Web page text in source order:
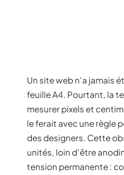
Un site web n’a jamais
feuille A4. Pourtant, la
mesurer pixels et
le ferait avec une règle
des designers. Cette
unités, loin d’être
tension permanente :